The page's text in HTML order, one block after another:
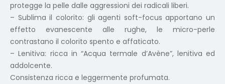
protegge la pelle dalle aggressioni dei radicali liberi.
– Sublima il colorito: gli agenti soft-focus apportano un
effetto evanescente alle rughe, le micro-perle
contrastano il colorito spento e affaticato.
– Lenitiva: ricca in “Acqua termale d’Avène”, lenitiva ed
addolcente.
Consistenza ricca e leggermente profumata.